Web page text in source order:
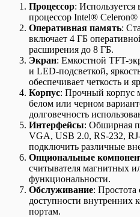
Процессор:
процессор Intel® Celeron®
Оперативная память:
включает 4 ГБ
расширения до 8 ГБ.
Экран: Емкостной TFT-
и LED-подсветкой,
обеспечивает четкость и
Корпус: Прочный корпус
белом или черном
долговечность
Интерфейсы: Обширная
VGA, USB 2.0, RS-232,
подключить различные
Опциональные
считывателя магнитных
функциональности.
Обслуживание: Простота
доступности внутренних
портам.